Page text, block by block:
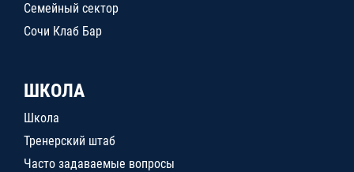
Семейный сектор
Сочи Клаб Бар
ШКОЛА
Школа
Тренерский штаб
Часто задаваемые вопросы